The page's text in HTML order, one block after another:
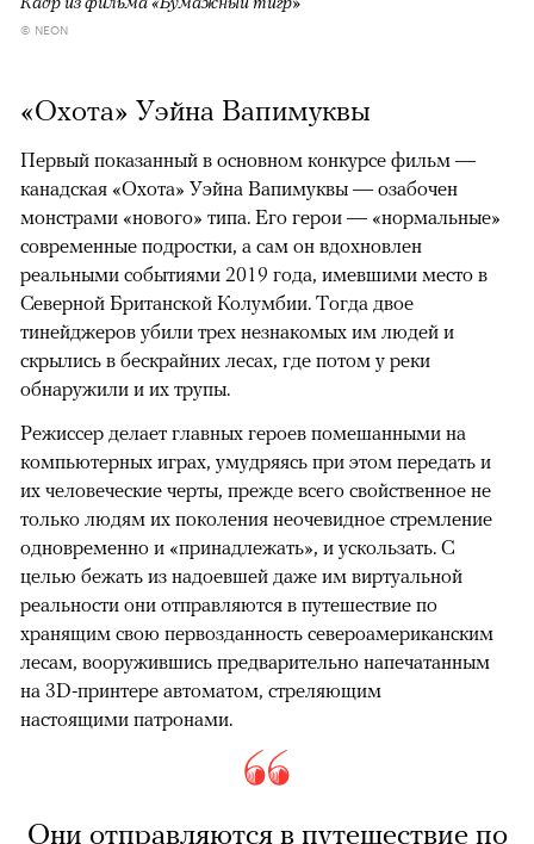
© NEON
«Охота» Уэйна Вапимуквы
Первый показанный в основном конкурсе фильм —
канадская «Охота» Уэйна Вапимуквы — озабочен
монстрами «нового» типа. Его герои — «нормальные»
современные подростки, а сам он вдохновлен
реальными событиями 2019 года, имевшими место в
Северной Британской Колумбии. Тогда двое
тинейджеров убили трех незнакомых им людей и
скрылись в бескрайних лесах, где потом у реки
обнаружили и их трупы.
Режиссер делает главных героев помешанными на
компьютерных играх, умудряясь при этом передать и
их человеческие черты, прежде всего свойственное не
только людям их поколения неочевидное стремление
одновременно и «принадлежать», и ускользать. С
целью бежать из надоевшей даже им виртуальной
реальности они отправляются в путешествие по
хранящим свою первозданность североамериканским
лесам, вооружившись предварительно напечатанным
на 3D-принтере автоматом, стреляющим
настоящими патронами.
Они отправляются в путешествие по